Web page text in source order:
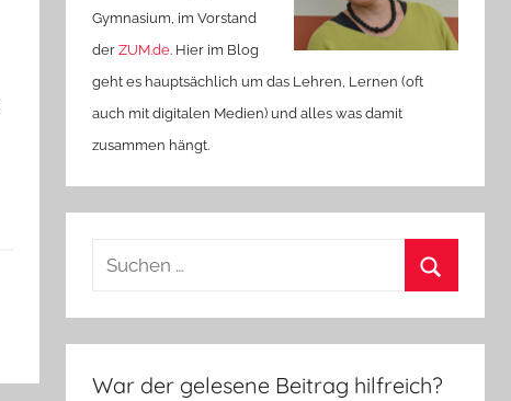
Gymnasium, im Vorstand
derZUM.de. Hier im Blog
geht es hauptsächlich um das Lehren, Lernen (oft
auch mit digitalen Medien) und alles was damit
zusammen hängt.
Suchen
War der gelesene Beitrag hilfreich?